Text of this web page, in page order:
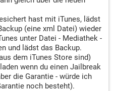
hast mit iTunes, lädst
(eine xml Datei) wieder
unter Datei - Mediathek -
und lädst das Backup.
dem iTunes Store sind)
wenn du einen Jailbreak
die Garantie - würde ich
noch besteht).